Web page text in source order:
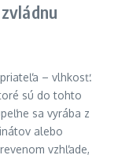
– vlhkosť.
sú do tohto
sa vyrába z
alebo
vzhľade,